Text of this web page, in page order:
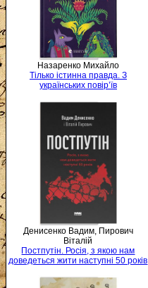
Назаренко Михайло
Тілько істинна правда. З
українських повір’їв
Денисенко Вадим, Пирович
Віталій
Постпутін. Росія, з якою нам
доведеться жити наступні 50 років